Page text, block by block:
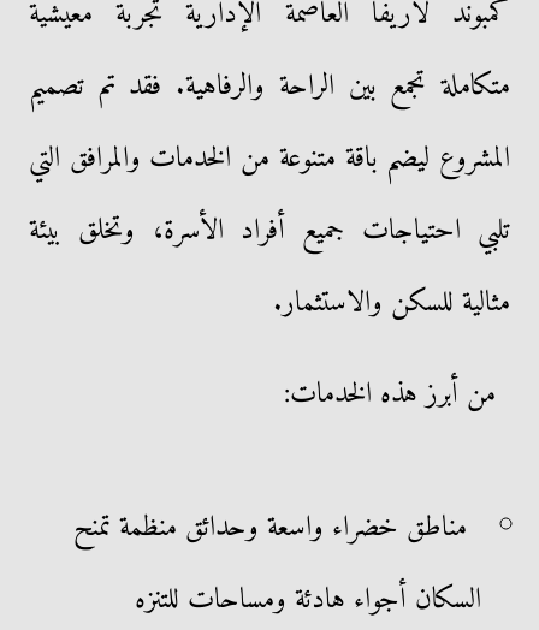
كمبوند لاريفا العاصمة الإدارية تجربة معيشية
متكاملة تجمع بين الراحة والرفاهية. فقد تم تصميم
المشروع ليضم باقة متنوعة من الخدمات والمرافق التي
تلبي احتياجات جميع أفراد الأسرة، وتخلق بيئة
مثالية للسكن والاستثمار.
من أبرز هذه الخدمات:
مناطق خضراء واسعة وحدائق منظمة تمنح
السكان أجواء هادئة ومساحات للتنزه